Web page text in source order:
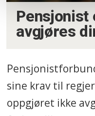
Pensjonist
avgjøres
sine krav til
oppgjøret ikke